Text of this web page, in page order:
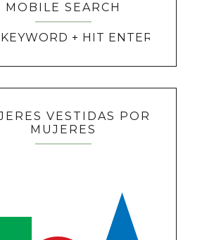
MOBILE SEARCH
VESTIDAS POR
MUJERES